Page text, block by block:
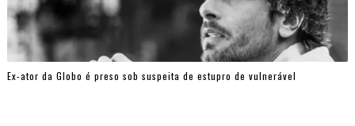
Ex-ator da Globo é preso sob suspeita de estupro de vulnerável